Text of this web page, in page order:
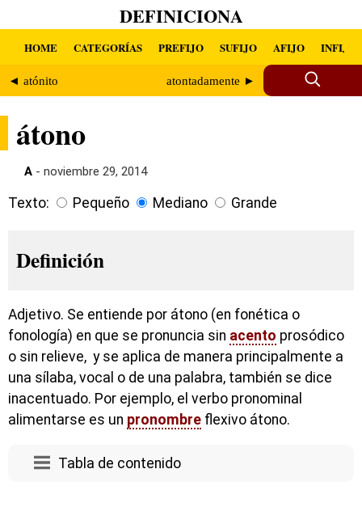
DEFINICIONA
HOME CATEGORÍAS PREFIJO SUFIJO AFIJO INFIJO
◄ atónito atontadamente ►
átono
A - noviembre 29, 2014
Texto: Pequeño Mediano Grande
Definición
Adjetivo. Se entiende por átono (en fonética o
fonología) en que se pronuncia sin acento prosódico
o sin relieve, y se aplica de manera principalmente a
una sílaba, vocal o de una palabra, también se dice
inacentuado. Por ejemplo, el verbo pronominal
alimentarse es un pronombre flexivo átono.
Tabla de contenido